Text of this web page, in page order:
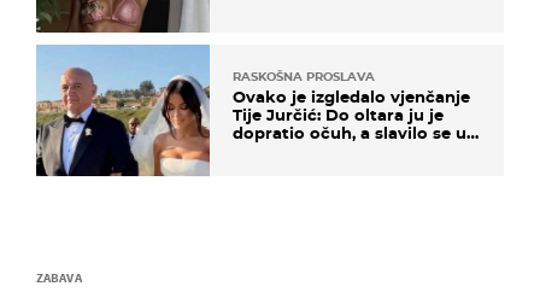
RASKOŠNA PROSLAVA
Ovako je izgledalo vjenčanje
Tije Jurčić: Do oltara ju je
dopratio očuh, a slavilo se uz
ZABAVA